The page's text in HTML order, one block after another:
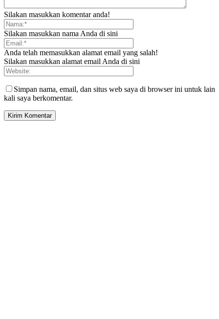
Silakan masukkan komentar anda!
Silakan masukkan nama Anda di sini
Anda telah memasukkan alamat email yang salah!
Silakan masukkan alamat email Anda di sini
Simpan nama, email, dan situs web saya di browser ini untuk lain
kali saya berkomentar.